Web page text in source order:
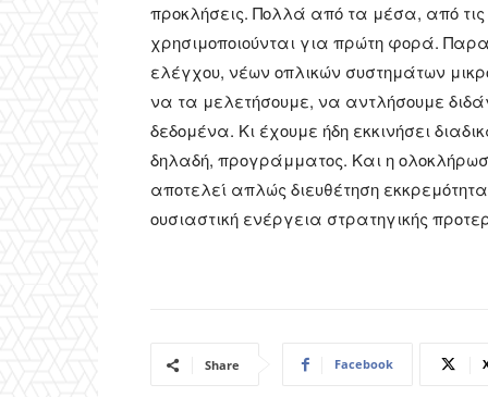
προκλήσεις. Πολλά από τα μέσα, από τις
χρησιμοποιούνται για πρώτη φορά.
ελέγχου, νέων οπλικών συστημάτων
να τα μελετήσουμε, να αντλήσουμε
δεδομένα. Κι έχουμε ήδη εκκινήσει
δηλαδή, προγράμματος. Και η
αποτελεί απλώς διευθέτηση
ουσιαστική ενέργεια στρατηγικής
Share Facebook